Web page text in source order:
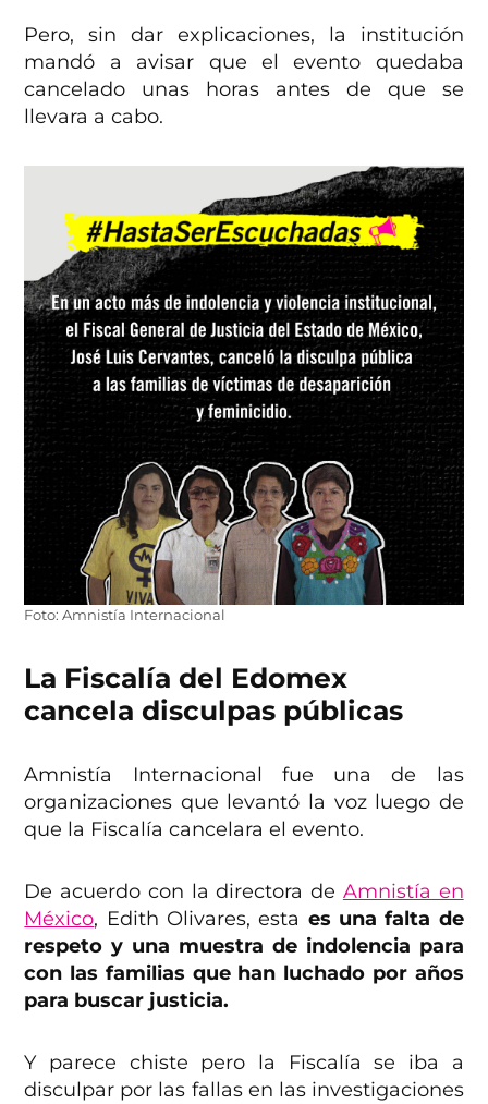
Pero, sin dar explicaciones, la institución
mandó a avisar que el evento quedaba
cancelado unas horas antes de que se
llevara a cabo.
Foto: Amnistía Internacional
La Fiscalía del Edomex
cancela disculpas públicas
Amnistía Internacional fue una de las
organizaciones que levantó la voz luego de
que la Fiscalía cancelara el evento.
De acuerdo con la directora de Amnistía en
México, Edith Olivares, esta es una falta de
respeto y una muestra de indolencia para
con las familias que han luchado por años
para buscar justicia.
Y parece chiste pero la Fiscalía se iba a
disculpar por las fallas en las investigaciones